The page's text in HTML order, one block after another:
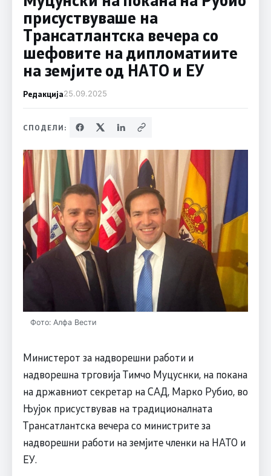
присуствуваше на
Трансатлантска вечера со
шефовите на дипломатиите
на земјите од НАТО и ЕУ
Редакција25.09.2025
СПОДЕЛИ:
Фото: Алфа Вести
Министерот за надворешни работи и
надворешна трговија Тимчо Муцуснки, на покана
на државниот секретар на САД, Марко Рубио, во
Њујок присуствував на традиционалната
Трансатлантска вечера со министрите за
надворешни работи на земјите членки на НАТО и
ЕУ.